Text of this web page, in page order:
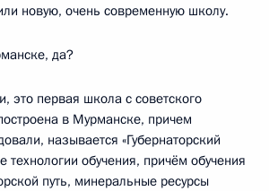
новую, очень современную школу.
да?
это первая школа с советского
в Мурманске, причем
называется «Губернаторский
технологии обучения, причём обучения
путь, минеральные ресурсы